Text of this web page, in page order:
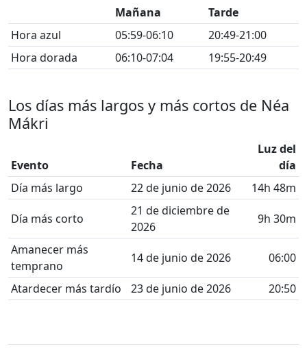
Mañana
Tarde
Hora azul
05:59-06:10
20:49-21:00
Hora dorada
06:10-07:04 19:55-20:49
Los días más largos y más cortos de Néa
Mákri
Evento Fecha
Luz del
día
Día más largo
22 de junio de 2026 14h 48m
Día más corto
21 de diciembre de
2026
9h 30m
Amanecer más
temprano
14 de junio de 2026 06:00
Atardecer más tardío 23 de junio de 2026 20:50